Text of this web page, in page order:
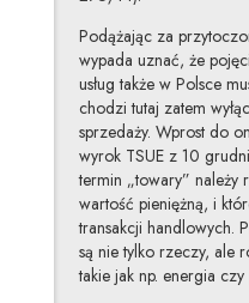
Podążając za
wypada uznać, że
usług także w Polsce
chodzi tutaj zatem
sprzedaży. Wprost do
wyrok TSUE z 10
termin „towary” należy
wartość pieniężną, i
transakcji handlowych.
są nie tylko rzeczy, ale
takie jak np. energia czy